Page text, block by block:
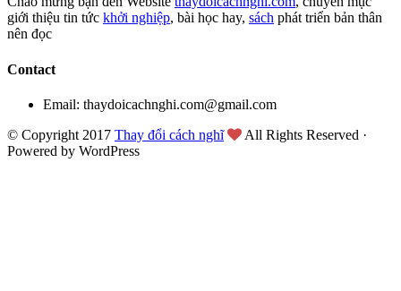
giới thiệu tin tức khởi nghiệp, bài học hay, sách phát triển bản thân
nên đọc
Contact
Email: thaydoicachnghi.com@gmail.com
© Copyright 2017 Thay đổi cách nghĩ
All Rights Reserved ·
Powered by WordPress